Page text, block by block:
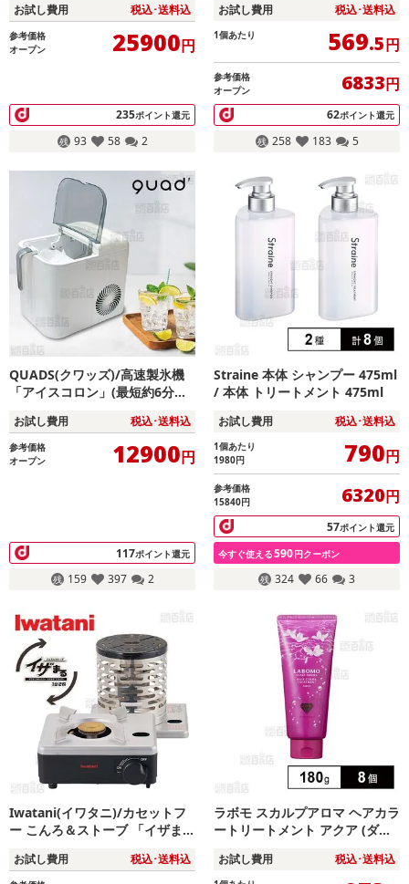
661WH
お試し費用 税込･送料込
参考価格
オープン
25900円
235ポイント還元
93 58 2
お試し費用 税込･送料込
1個あたり 569.5円
参考価格
オープン
6833円
62ポイント還元
258 183 5
QUADS(クワッズ)/高速製氷機
「アイスコロン」(最短約6分の
ッチパネル簡単操作/自動クリー
ン機能)/QS547WH
お試し費用 税込･送料込
参考価格
オープン
12900円
117ポイント還元
159 397 2
Straine 本体 シャンプー 475ml
/ 本体 トリートメント 475ml
お試し費用 税込･送料込
1個あたり
1980円 790円
参考価格
15840円
6320円
57ポイント還元
今すぐ使える590円クーポン
324 66 3
Iwatani(イワタニ)/カセットフ
ー こんろ＆ストーブ 「イザま
お試し費用 税込･送料込
ラボモ スカルプアロマ ヘアカラ
ートリートメント アクア (ダー
お試し費用 税込･送料込